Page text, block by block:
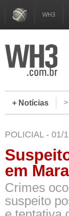
WH3
+ Notícias
POLICIAL - 01/
em
Crimes
suspeito